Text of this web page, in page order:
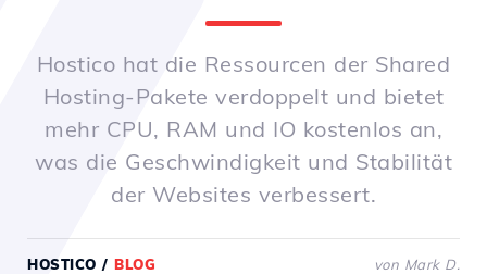
Hostico hat die Ressourcen der Shared
Hosting-Pakete verdoppelt und bietet
mehr CPU, RAM und IO kostenlos an,
was die Geschwindigkeit und Stabilität
der Websites verbessert.
HOSTICO / BLOG von Mark D.